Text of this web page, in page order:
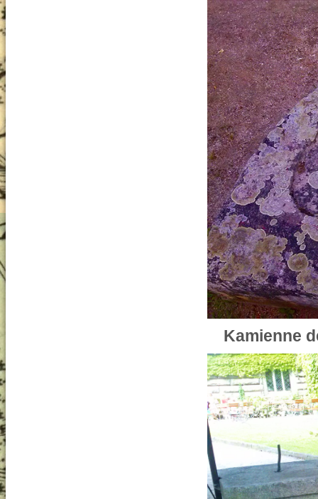
Kamienne